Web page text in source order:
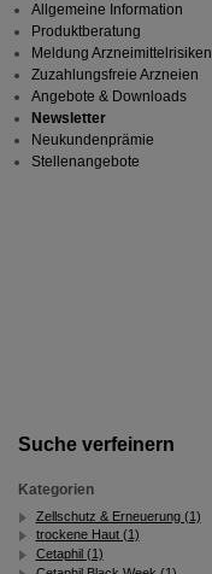
Suche verfeinern
Kategorien
Zellschutz & Erneuerung (1)
trockene Haut (1)
Cetaphil (1)
Allgemeine Information
Produktberatung
Meldung Arzneimittelrisiken
Zuzahlungsfreie Arzneien
Angebote & Downloads
Newsletter
Neukundenprämie
Stellenangebote